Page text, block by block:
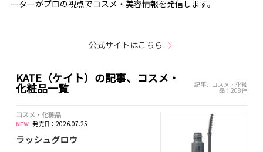
ーターがプロの視点でコスメ・美容情報を発信します。
公式サイトはこちら
KATE（ケイト）の記事、コスメ・
化粧品一覧 記事、コスメ・化粧
品：208件
コスメ・化粧品
発売日：2026.07.25
ラッシュグロウ